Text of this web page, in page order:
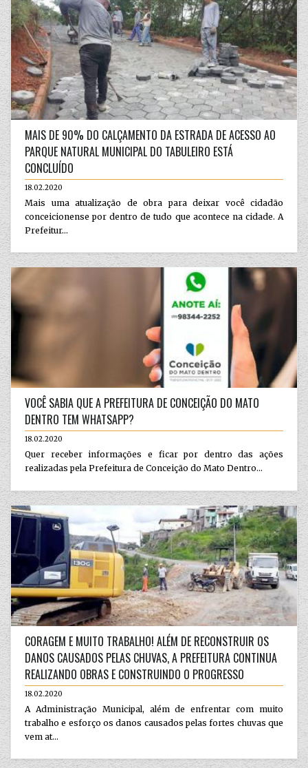
MAIS DE 90% DO CALÇAMENTO DA ESTRADA DE ACESSO AO
PARQUE NATURAL MUNICIPAL DO TABULEIRO ESTÁ
CONCLUÍDO
18.02.2020
Mais uma atualização de obra para deixar você cidadão
conceicionense por dentro de tudo que acontece na cidade. A
Prefeitur...
VOCÊ SABIA QUE A PREFEITURA DE CONCEIÇÃO DO MATO
DENTRO TEM WHATSAPP?
18.02.2020
Quer receber informações e ficar por dentro das ações
realizadas pela Prefeitura de Conceição do Mato Dentro...
CORAGEM E MUITO TRABALHO! ALÉM DE RECONSTRUIR OS
DANOS CAUSADOS PELAS CHUVAS, A PREFEITURA CONTINUA
REALIZANDO OBRAS E CONSTRUINDO O PROGRESSO
18.02.2020
A Administração Municipal, além de enfrentar com muito
trabalho e esforço os danos causados pelas fortes chuvas que
vem at...